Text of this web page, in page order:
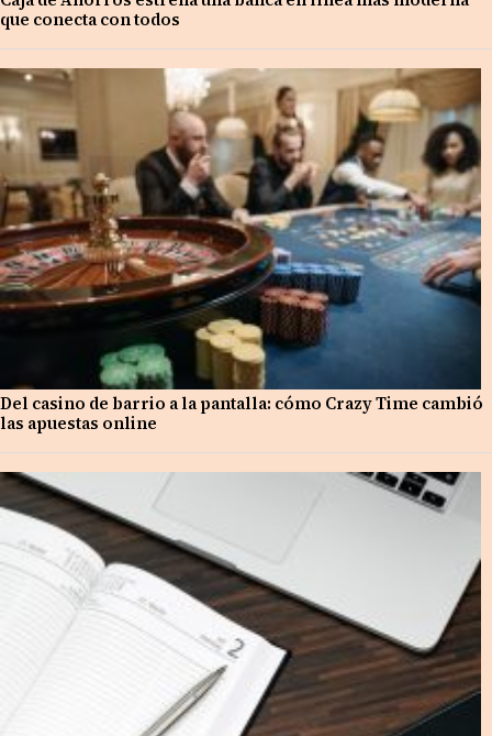
que conecta con todos
Del casino de barrio a la pantalla: cómo Crazy Time cambió
las apuestas online